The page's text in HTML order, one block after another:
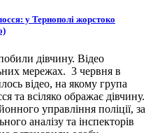
у Тернополі жорстоко
дівчину. Відео
мережах. 3 червня в
відео, на якому група
та всіляко ображає дівчину.
управління поліції, за
аналізу та інспекторів